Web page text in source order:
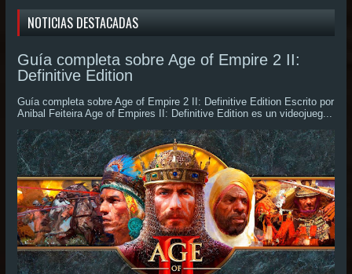
NOTICIAS DESTACADAS
Guía completa sobre Age of Empire 2 II:
Definitive Edition
Guía completa sobre Age of Empire 2 II: Definitive Edition Escrito por
Anibal Feiteira Age of Empires II: Definitive Edition es un videojueg...